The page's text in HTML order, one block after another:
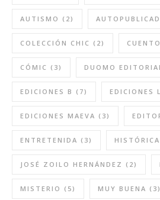
AUTISMO (2)
COLECCIÓN CHIC (2)
CÓMIC (3) DUOMO
EDICIONES B (7) EDICIONES
EDICIONES MAEVA (3)
ENTRETENIDA (3) HISTÓRICA
JOSÉ ZOILO HERNÁNDEZ (2)
MISTERIO (5) MUY BUENA (3)